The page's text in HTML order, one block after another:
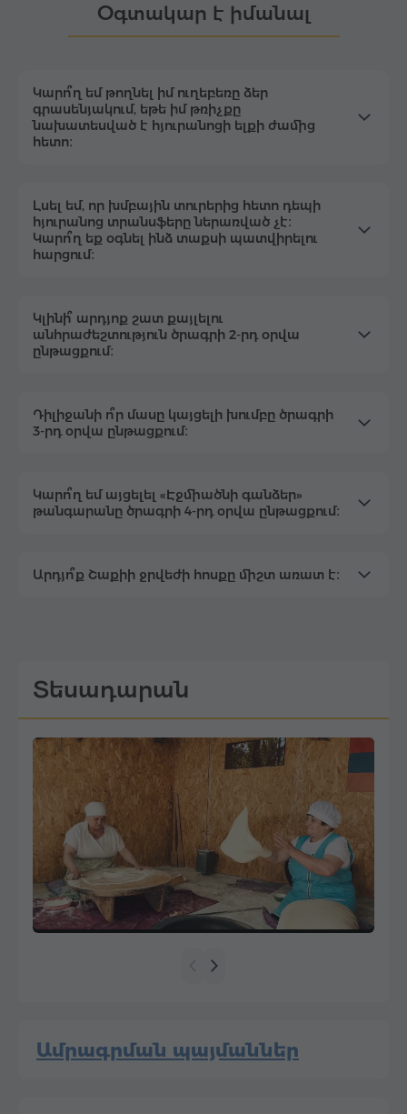
Օգտակար է իմանալ
Կարո՞ղ եմ թողնել իմ ուղեբեռը ձեր
գրասենյակում, եթե իմ թռիչքը
նախատեսված է հյուրանոցի ելքի ժամից
հետո։
Լսել եմ, որ խմբային տուրերից հետո դեպի
հյուրանոց տրանսֆերը ներառված չէ։
Կարո՞ղ եք օգնել ինձ տաքսի պատվիրելու
հարցում։
Կլինի՞ արդյոք շատ քայլելու
անհրաժեշտություն ծրագրի 2-րդ օրվա
ընթացքում։
Դիլիջանի ո՞ր մասը կայցելի խումբը ծրագրի
3-րդ օրվա ընթացքում։
Կարո՞ղ եմ այցելել «Էջմիածնի գանձեր»
թանգարանը ծրագրի 4-րդ օրվա ընթացքում։
Արդյո՞ք Շաքիի ջրվեժի հոսքը միշտ առատ է։
Տեսադարան
Ամրագրման պայմաններ